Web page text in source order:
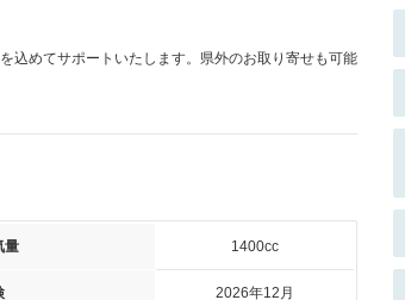
込めてサポートいたします。県外のお取り寄せも可能
量 1400cc
2026年12月